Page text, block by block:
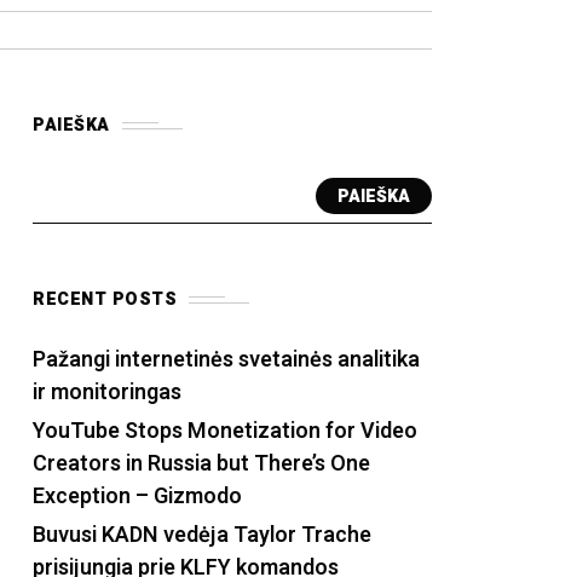
PAIEŠKA
PAIEŠKA
RECENT POSTS
Pažangi internetinės svetainės analitika
ir monitoringas
YouTube Stops Monetization for Video
Creators in Russia but There’s One
Exception – Gizmodo
Buvusi KADN vedėja Taylor Trache
prisijungia prie KLFY komandos